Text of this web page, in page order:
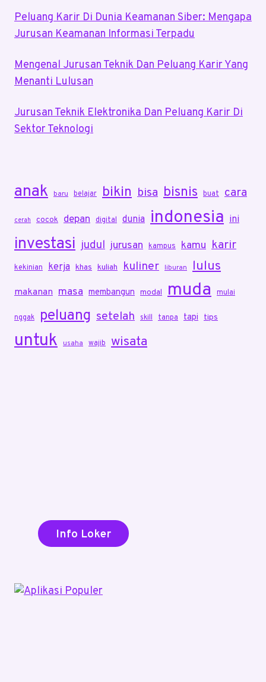
Peluang Karir Di Dunia Keamanan Siber: Mengapa
Jurusan Keamanan Informasi Terpadu
Mengenal Jurusan Teknik Dan Peluang Karir Yang
Menanti Lulusan
Jurusan Teknik Elektronika Dan Peluang Karir Di
Sektor Teknologi
anak baru belajar bikin bisa bisnis buat cara
cerah cocok depan digital dunia indonesia ini
investasi judul jurusan kampus kamu karir
kekinian kerja khas kuliah kuliner liburan lulus
makanan masa membangun modal muda mulai
nggak peluang setelah skill tanpa tapi tips
untuk usaha wajib wisata
Info Loker